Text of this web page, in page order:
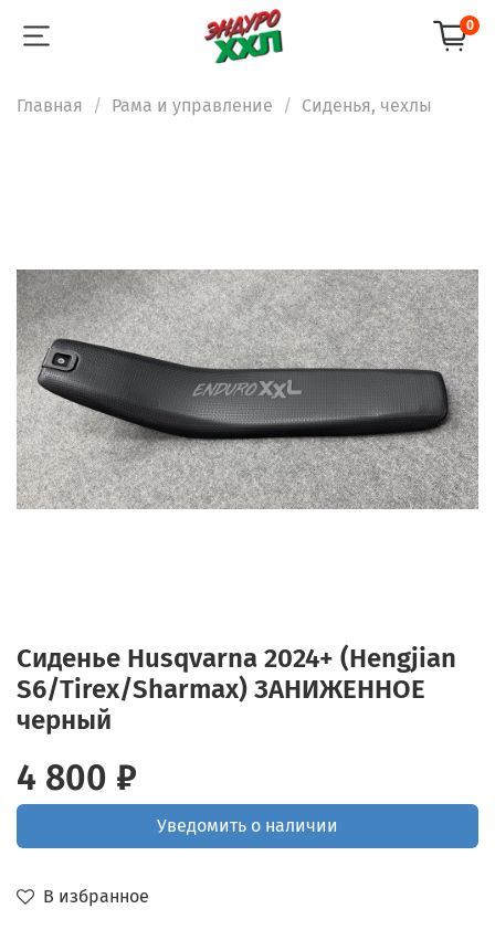
0
Главная Рама и управление Сиденья, чехлы
Сиденье Husqvarna 2024+ (Hengjian
S6/Tirex/Sharmax) ЗАНИЖЕННОЕ
черный
В избранное
4 800 ₽
Уведомить о наличии